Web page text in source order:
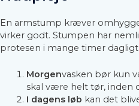
En armstump kræver
virker godt. Stumpen har
protesen i mange timer dagligt
Morgenvasken bør kun
skal være helt tør, inden
I dagens løb kan det